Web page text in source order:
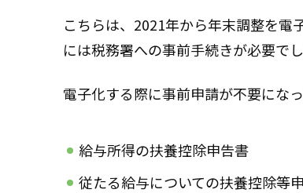
こちらは、2021年から年末調整を電
には税務署への事前手続きが必要で
電子化する際に事前申請が不要にな
給与所得の扶養控除申告書
従たる給与についての扶養控除等